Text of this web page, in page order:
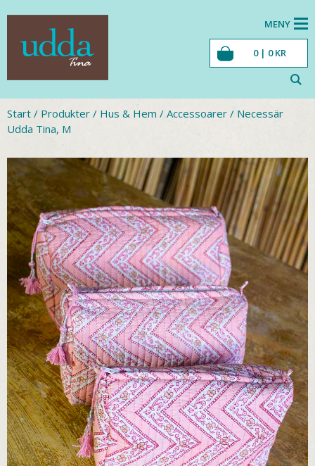
MENY
0 | 0KR
Start / Produkter / Hus & Hem / Accessoarer / Necessär
Udda Tina, M